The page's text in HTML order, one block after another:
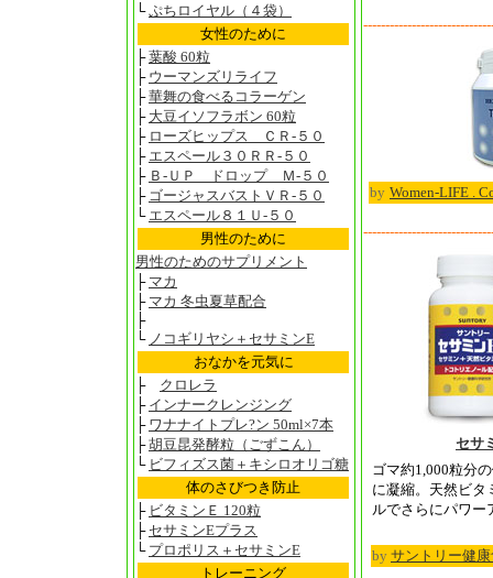
└ぷちロイヤル（４袋）
女性のために
├葉酸 60粒
├ ウーマンズリライフ
├華舞の食べるコラーゲン
├ 大豆イソフラボン 60粒
├ ローズヒップス ＣＲ-５０
├ エスペール３０ＲＲ-５０
├ Ｂ-ＵＰ ドロップ Ｍ-５０
├ ゴージャスバストＶＲ-５０
└ エスペール８１Ｕ-５０
男性のために
男性のためのサプリメント
├ マカ
├ マカ 冬虫夏草配合
├
└ ノコギリヤシ＋セサミンE
おなかを元気に
├ クロレラ
├ インナークレンジング
├ ワナナイトプレ?ン 50ml×7本
├胡豆昆発酵粒（ごずこん）
└ ビフィズス菌＋キシロオリゴ糖
体のさびつき防止
├ ビタミンＥ 120粒
├ セサミンEプラス
└ プロポリス＋セサミンE
トレーニング
by Women-LIFE .
セサ
ゴマ約1,000粒分
に凝縮。天然ビタ
ルでさらにパワー
by サントリー健